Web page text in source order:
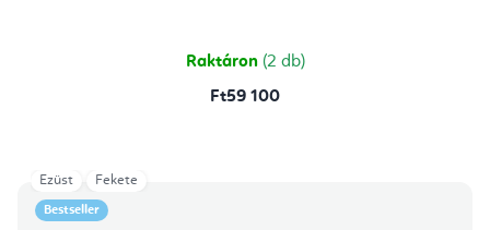
Raktáron (2 db)
Ft59 100
Bestseller
Ezüst Fekete